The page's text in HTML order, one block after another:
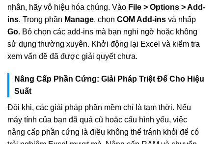
nhân, hãy vô hiệu hóa chúng. Vào File > Options > Add-
ins. Trong phần Manage, chọn COM Add-ins và nhấp
Go. Bỏ chọn các add-ins mà bạn nghi ngờ hoặc không
sử dụng thường xuyên. Khởi động lại Excel và kiểm tra
xem vấn đề đã được giải quyết chưa.
Nâng Cấp Phần Cứng: Giải Pháp Triệt Để Cho Hiệu
Suất
Đôi khi, các giải pháp phần mềm chỉ là tạm thời. Nếu
máy tính của bạn đã quá cũ hoặc cấu hình yếu, việc
nâng cấp phần cứng là điều không thể tránh khỏi để có